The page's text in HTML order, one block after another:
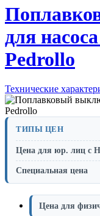
для
Pedrollo
Технические
ТИПЫ ЦЕН
Цена для юр. лиц с
Специальная цена
Цена для